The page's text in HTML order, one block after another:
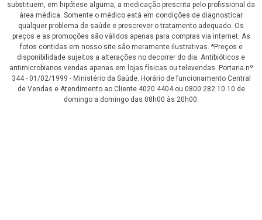
substituem, em hipótese alguma, a medicação prescrita pelo profissional da
área médica. Somente o médico está em condições de diagnosticar
qualquer problema de saúde e prescrever o tratamento adequado. Os
preços e as promoções são válidos apenas para compras via internet. As
fotos contidas em nosso site são meramente ilustrativas. *Preços e
disponibilidade sujeitos a alterações no decorrer do dia. Antibióticos e
antimicrobianos vendas apenas em lojas físicas ou televendas. Portaria nº
344 - 01/02/1999 - Ministério da Saúde. Horário de funcionamento Central
de Vendas e Atendimento ao Cliente 4020 4404 ou 0800 282 10 10 de
domingo a domingo das 08h00 às 20h00.